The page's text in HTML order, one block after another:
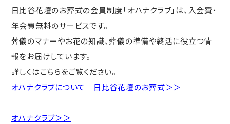
日比谷花壇のお葬式の会員制度「オハナクラブ」は、入会費・
年会費無料のサービスです。
葬儀のマナーやお花の知識、葬儀の準備や終活に役立つ情
報をお届けしています。
詳しくはこちらをご覧ください。
オハナクラブについて｜日比谷花壇のお葬式＞＞
オハナクラブ＞＞